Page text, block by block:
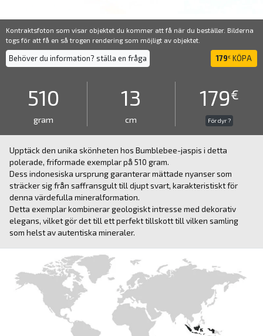
Kontraktsfoton som visar objektet du kommer att få när du beställer. Bilderna
togs för att få en så trogen rendering som möjligt av objektet.
Behöver du information? ställa en fråga 179€ KÖPA
510
gram
13
cm
179€
För dyr ?
Upptäck den unika skönheten hos Bumblebee-jaspis i detta
polerade, friformade exemplar på 510 gram.
Dess indonesiska ursprung garanterar mättade nyanser som
sträcker sig från saffransgult till djupt svart, karakteristiskt för
denna värdefulla mineralformation.
Detta exemplar kombinerar geologiskt intresse med dekorativ
elegans, vilket gör det till ett perfekt tillskott till vilken samling
som helst av autentiska mineraler.